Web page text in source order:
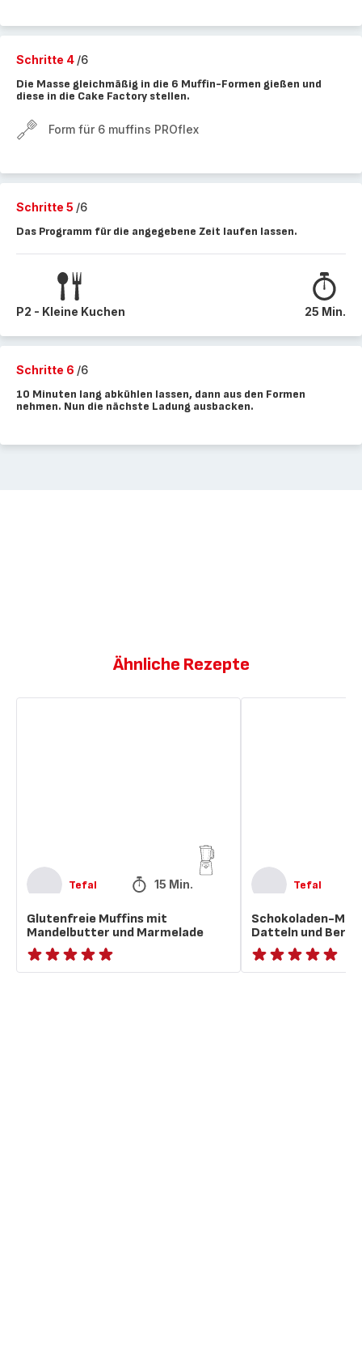
Schritte 4 /6
Die Masse gleichmäßig in die 6 Muffin-Formen gießen und
diese in die Cake Factory stellen.
Form für 6 muffins PROflex
Schritte 5 /6
Das Programm für die angegebene Zeit laufen lassen.
P2 - Kleine Kuchen 25 Min.
Schritte 6 /6
10 Minuten lang abkühlen lassen, dann aus den Formen
nehmen. Nun die nächste Ladung ausbacken.
Ähnliche Rezepte
Tefal 15 Min.
Glutenfreie Muffins mit
Mandelbutter und Marmelade
ratings.NaN
Tefal
Schokoladen-
Datteln und
ratings.NaN